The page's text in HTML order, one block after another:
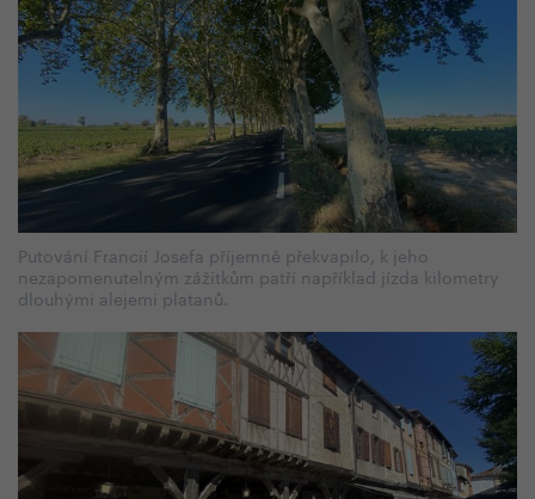
Putování Francií Josefa příjemně překvapilo, k jeho
nezapomenutelným zážitkům patří například jízda kilometry
dlouhými alejemi platanů.